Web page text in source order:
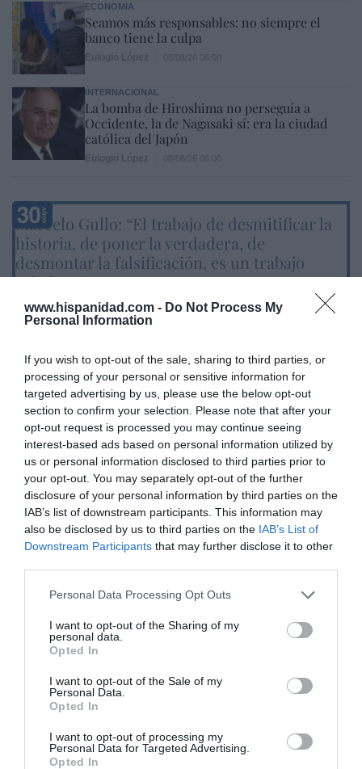
www.hispanidad.com - Do Not Process My
Personal Information
If you wish to opt-out of the sale, sharing to third parties, or
processing of your personal or sensitive information for
targeted advertising by us, please use the below opt-out
section to confirm your selection. Please note that after your
opt-out request is processed you may continue seeing
interest-based ads based on personal information utilized by
us or personal information disclosed to third parties prior to
your opt-out. You may separately opt-out of the further
disclosure of your personal information by third parties on the
IAB’s list of downstream participants. This information may
also be disclosed by us to third parties on the IAB’s List of
Downstream Participants that may further disclose it to other
Personal Data Processing Opt Outs
I want to opt-out of the Sharing of my
personal data.
Opted In
I want to opt-out of the Sale of my
Personal Data.
Opted In
I want to opt-out of processing my
Personal Data for Targeted Advertising.
Opted In
ECONOMÍA
Seamos más responsables: no siempre el
banco tiene la culpa
INTERNACIONAL
La bomba de Hiroshima no perseguía a
Occidente, la de Nagasaki sí: era la ciudad
católica del Japón
Marcelo Gullo: “El trabajo de desmitificar la
historia, de poner la verdadera, de
desmontar la falsificación, es un trabajo
cristiano"
por Hispanidad
DIARIO DE LA CORRUPCIÓN SANCHISTA
Diario de la corrupción sanchista. Hazte
Oír se manifiesta delante de La Mareta:
“Pedro Sánchez es un criminal”
por Redacción
Artículos anteriores
Opinión
Enormes minucias
por Eulogio López